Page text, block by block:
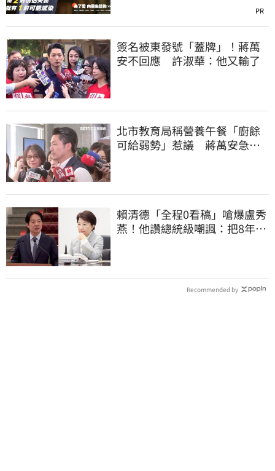
PR
簽名被東發號「蓋牌」！蔣萬
安不回應 許淑華：他又輸了
北市教育局稱營養午餐「廚餘
可給弱勢」惹議 蔣萬安急
賴清德「全程0看稿」嗆爆盧秀
燕！他讚總統級嘲諷：把8年總
Recommended by